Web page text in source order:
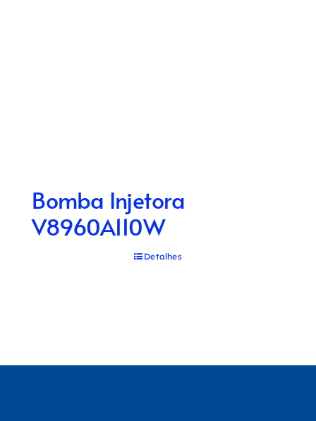
Bomba Injetora
V8960A110W
Detalhes